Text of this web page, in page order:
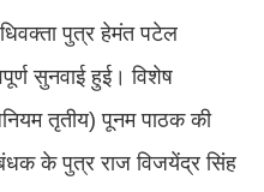
पुत्र हेमंत पटेल
सुनवाई हुई। विशेष
तृतीय) पूनम पाठक की
के पुत्र राज विजयेंद्र सिंह